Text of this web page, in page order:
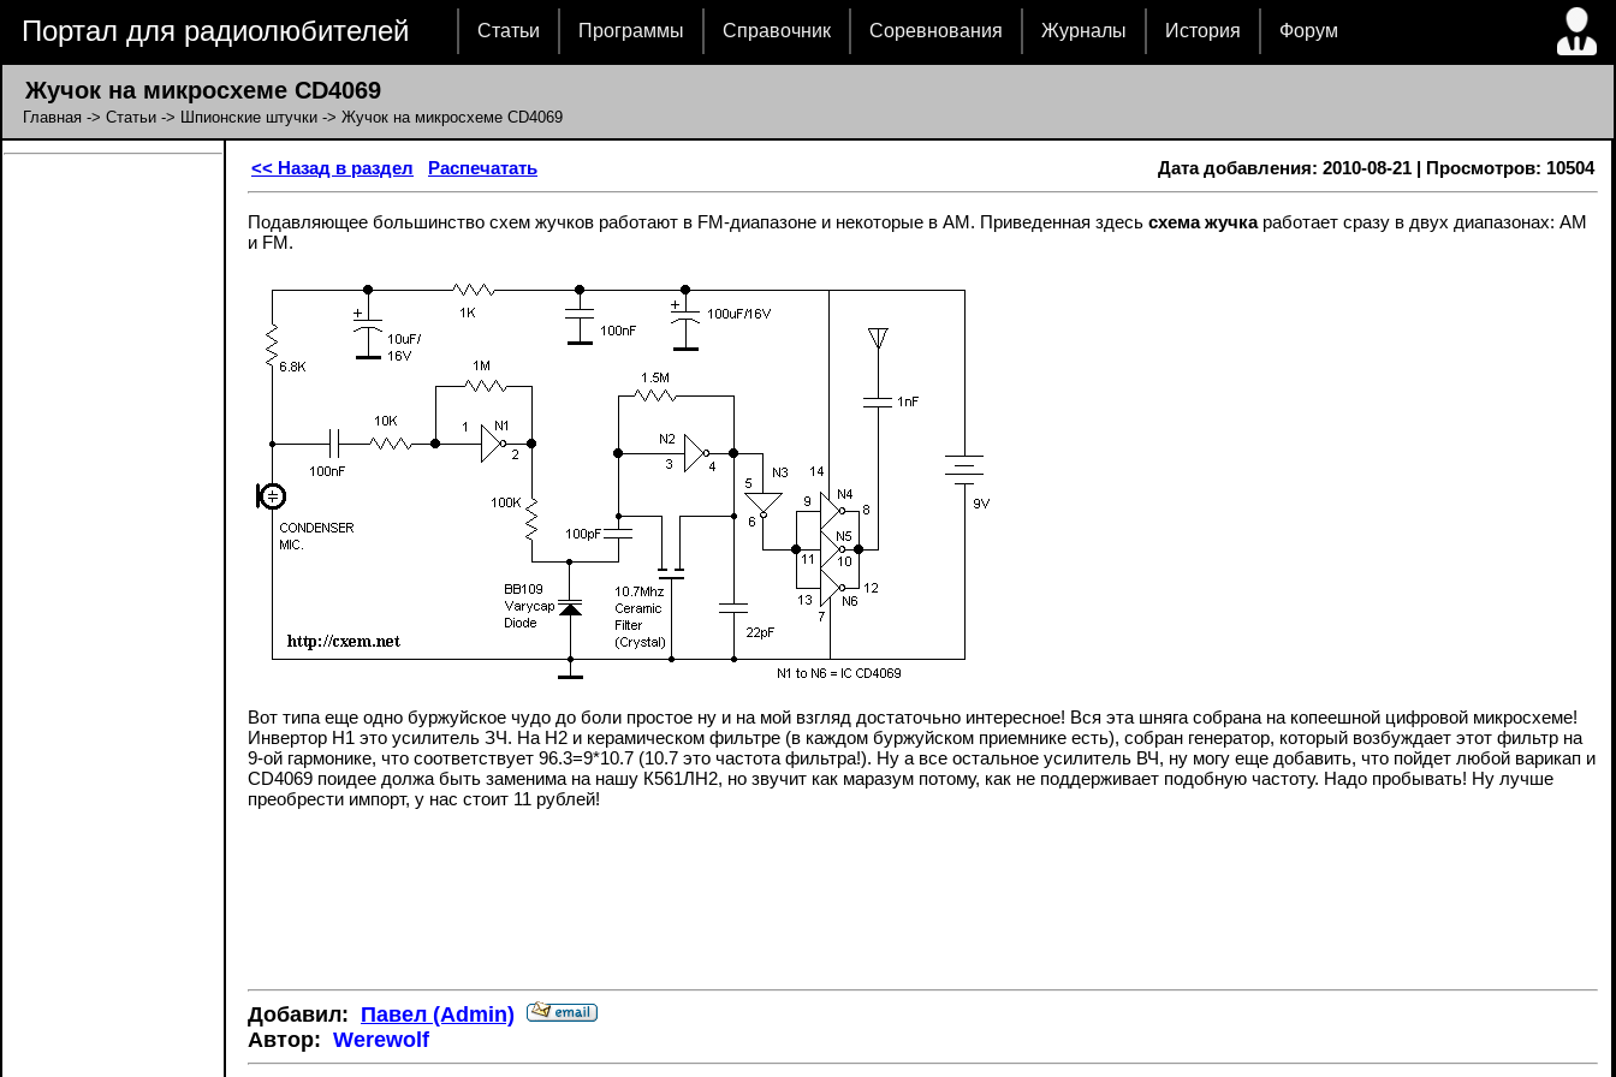
Портал для радиолюбителей Статьи Программы Справочник Соревнования Журналы История Форум
Жучок на микросхеме CD4069
Главная -> Статьи -> Шпионские штучки -> Жучок на микросхеме CD4069
<< Назад в раздел Распечатать Дата добавления: 2010-08-21 | Просмотров: 10504
Подавляющее большинство схем жучков работают в FM-диапазоне и некоторые в AM. Приведенная здесь схема жучкаработает сразу в двух диапазонах: AM
и FM.
Вот типа еще одно буржуйское чудо до боли простое ну и на мой взгляд достаточьно интересное! Вся эта шняга собрана на копеешной цифровой микросхеме!
Инвертор Н1 это усилитель ЗЧ. На Н2 и керамическом фильтре (в каждом буржуйском приемнике есть), собран генератор, который возбуждает этот фильтр на
9-ой гармонике, что соответствует 96.3=9*10.7 (10.7 это частота фильтра!). Ну а все остальное усилитель ВЧ, ну могу еще добавить, что пойдет любой варикап и
CD4069 поидее должа быть заменима на нашу К561ЛН2, но звучит как маразум потому, как не поддерживает подобную частоту. Надо пробывать! Ну лучше
преобрести импорт, у нас стоит 11 рублей!
Добавил: Павел (Admin)
Автор: Werewolf